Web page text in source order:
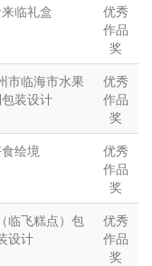
临礼盒
优秀
作品
奖
市临海市水果
装设计
优秀
作品
奖
绘境
优秀
作品
奖
临飞糕点）包
设计
优秀
作品
奖